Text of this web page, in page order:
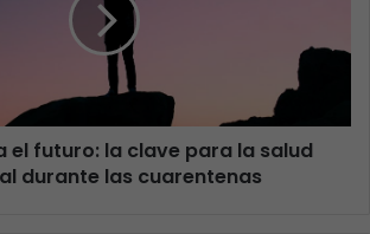
el futuro: la clave para la salud
durante las cuarentenas